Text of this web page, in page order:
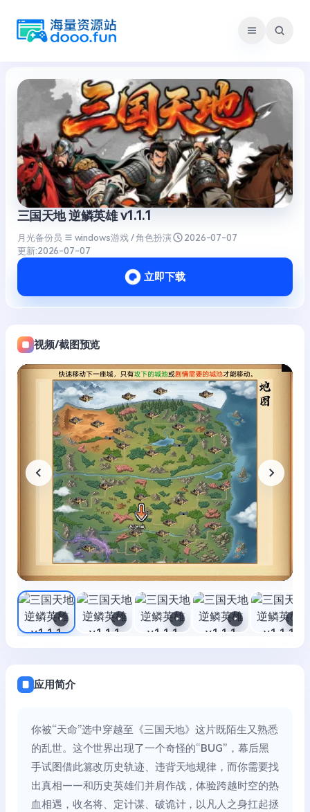
三国天地 逆鳞英雄 v1.1.1
月光备份员 windows游戏 / 角色扮演
2026-07-07
更新:2026-07-07
立即下载
视频/截图预览
应用简介
你被“天命”选中穿越至《三国天地》这片既陌生又熟悉
的乱世。这个世界出现了一个奇怪的“BUG”，幕后黑
手试图借此篡改历史轨迹、违背天地规律，而你需要找
出真相——和历史英雄们并肩作战，体验跨越时空的热
血相遇，收名将、定计谋、破诡计，以凡人之身扛起拯